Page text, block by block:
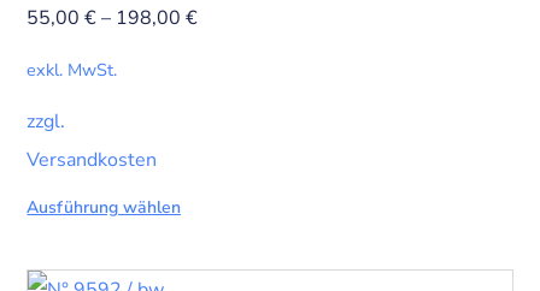
55,00€– 198,00€
exkl. MwSt.
zzgl.
Versandkosten
Ausführung wählen